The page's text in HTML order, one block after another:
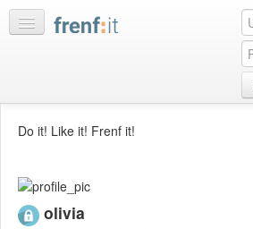
My
discussions
Do it! Like it! Frenf it!
olivia